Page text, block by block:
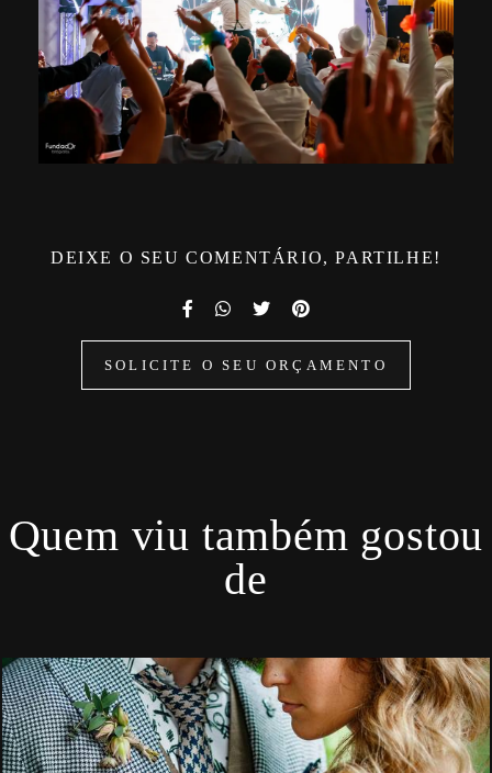
DEIXE O SEU COMENTÁRIO, PARTILHE!
SOLICITE O SEU ORÇAMENTO
Quem viu também gostou
de